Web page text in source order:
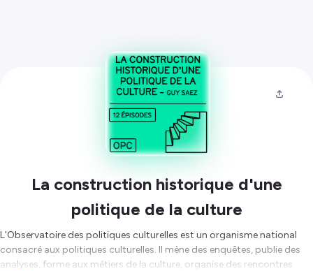
La construction historique d'une
politique de la culture
L'Observatoire des politiques culturelles est un organisme national
consacré aux politiques culturelles. Il mène des enquêtes, publie des
analyses, forme aux métiers de la culture, organise des rencontres